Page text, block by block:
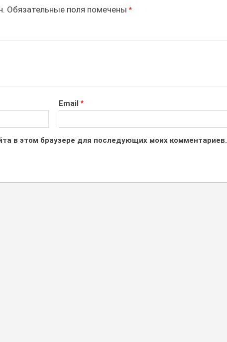
Обязательные поля помечены *
Email *
в этом браузере для последующих моих комментариев.